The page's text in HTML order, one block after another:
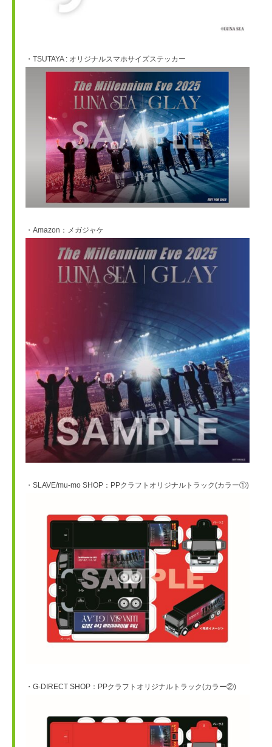
・TSUTAYA : オリジナルスマホサイズステッカー
・Amazon：メガジャケ
・SLAVE/mu-mo SHOP：PPクラフトオリジナルトラック(カラー①)
・G-DIRECT SHOP：PPクラフトオリジナルトラック(カラー②)